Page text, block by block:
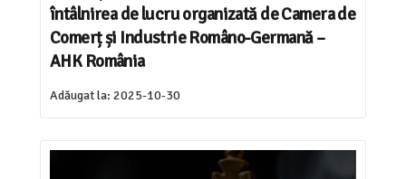
întâlnirea de lucru organizată de Camera de
Comerț și Industrie Româno-Germană –
AHK România
Adăugat la: 2025-10-30